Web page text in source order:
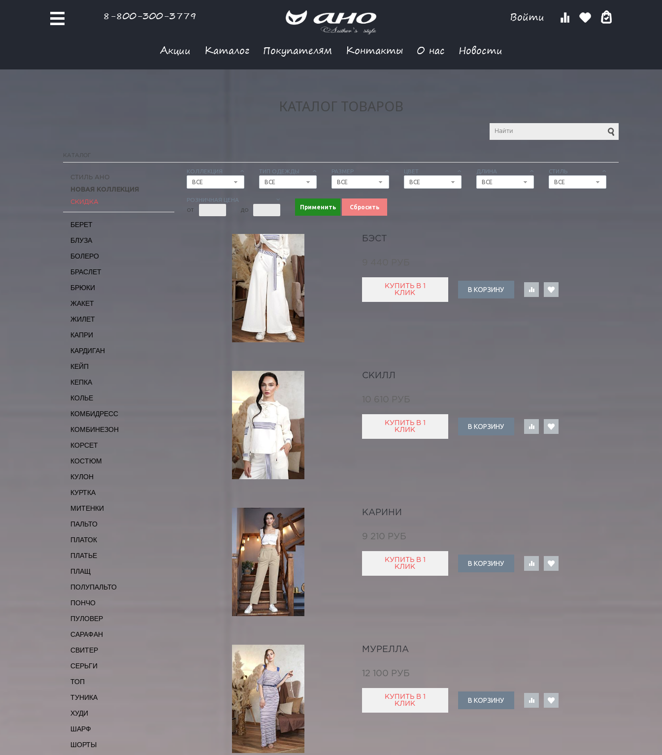
8-800-300-3779 Войти
Акции Каталог Покупателям Контакты О нас Новости
КАТАЛОГ ТОВАРОВ
КАТАЛОГ
КОЛЛЕКЦИЯ
ВСЕ
ТИП ОДЕЖДЫ
ВСЕ
РАЗМЕР
ВСЕ
ЦВЕТ
ВСЕ
ДЛИНА
ВСЕ
СТИЛЬ
ВСЕ
РОЗНИЧНАЯ ЦЕНА
ОТ ДО Применить Сбросить
СТИЛЬ АНО
НОВАЯ КОЛЛЕКЦИЯ
СКИДКА
БЕРЕТ
БЛУЗА
БОЛЕРО
БРАСЛЕТ
БРЮКИ
ЖАКЕТ
ЖИЛЕТ
КАПРИ
КАРДИГАН
КЕЙП
КЕПКА
КОЛЬЕ
КОМБИДРЕСС
КОМБИНЕЗОН
КОРСЕТ
КОСТЮМ
КУЛОН
КУРТКА
МИТЕНКИ
ПАЛЬТО
ПЛАТОК
ПЛАТЬЕ
ПЛАЩ
ПОЛУПАЛЬТО
ПОНЧО
ПУЛОВЕР
САРАФАН
СВИТЕР
СЕРЬГИ
ТОП
ТУНИКА
ХУДИ
ШАРФ
ШОРТЫ
БЭСТ
КУПИТЬ В 1
КЛИК
В КОРЗИНУ
СКИЛЛ
10 610 РУБ
КУПИТЬ В 1
КЛИК
В КОРЗИНУ
КАРИНИ
9 210 РУБ
КУПИТЬ В 1
КЛИК
В КОРЗИНУ
МУРЕЛЛА
12 100 РУБ
КУПИТЬ В 1
КЛИК
В КОРЗИНУ